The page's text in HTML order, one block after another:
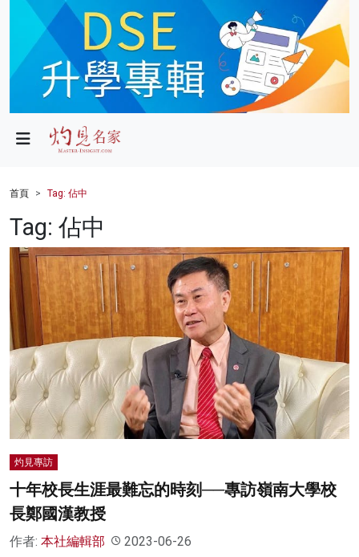
政局
財經
健康
商業
科技
影片
名家榜
灼見活動
首頁 Tag: 佔中
Tag: 佔中
灼見專訪
十年校長生涯最難忘的時刻──專訪嶺南大學校
長鄭國漢教授
作者: 本社編輯部 2023-06-26